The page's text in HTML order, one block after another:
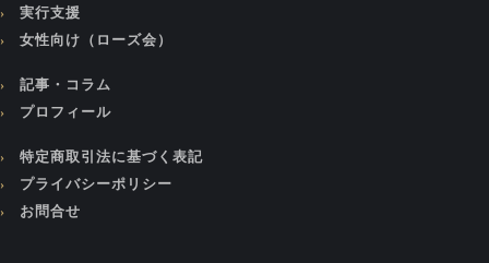
実行支援
女性向け（ローズ会）
記事・コラム
プロフィール
特定商取引法に基づく表記
プライバシーポリシー
お問合せ